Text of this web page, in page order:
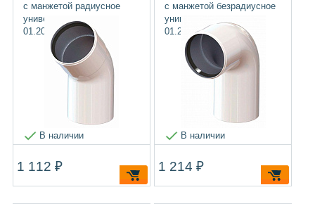
с манжетой радиусное
универсальное
01.20.012.000
В наличии
1 112 ₽
с манжетой безрадиусное
универсальное
01.20.011.000-01
В наличии
1 214 ₽